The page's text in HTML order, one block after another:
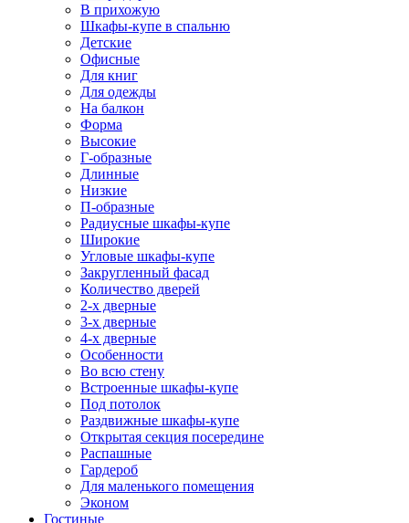
В прихожую
Шкафы-купе в спальню
Детские
Офисные
Для книг
Для одежды
На балкон
Форма
Высокие
Г-образные
Длинные
Низкие
П-образные
Радиусные шкафы-купе
Широкие
Угловые шкафы-купе
Закругленный фасад
Количество дверей
2-х дверные
3-х дверные
4-х дверные
Особенности
Во всю стену
Встроенные шкафы-купе
Под потолок
Раздвижные шкафы-купе
Открытая секция посередине
Распашные
Гардероб
Для маленького помещения
Эконом
Гостиные